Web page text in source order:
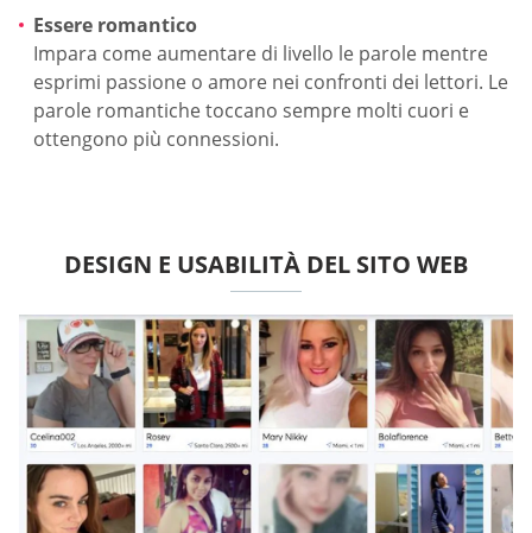
Essere romantico
Impara come aumentare di livello le parole mentre
esprimi passione o amore nei confronti dei lettori. Le
parole romantiche toccano sempre molti cuori e
ottengono più connessioni.
DESIGN E USABILITÀ DEL SITO WEB